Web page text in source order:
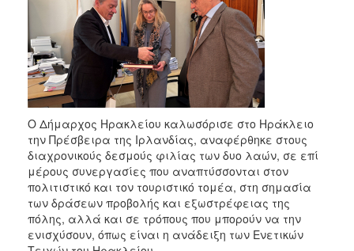
Ο Δήμαρχος Ηρακλείου καλωσόρισε στο Ηράκλειο
την Πρέσβειρα της Ιρλανδίας, αναφέρθηκε στους
διαχρονικούς δεσμούς φιλίας των δυο λαών, σε επί
μέρους συνεργασίες που αναπτύσσονται στον
πολιτιστικό και τον τουριστικό τομέα, στη σημασία
των δράσεων προβολής και εξωστρέφειας της
πόλης, αλλά και σε τρόπους που μπορούν να την
ενισχύσουν, όπως είναι η ανάδειξη των Ενετικών